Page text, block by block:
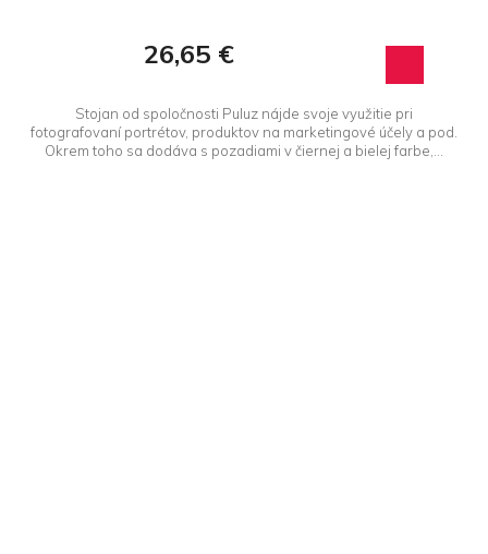
26,65 €
Stojan od spoločnosti Puluz nájde svoje využitie pri
fotografovaní portrétov, produktov na marketingové účely a pod.
Okrem toho sa dodáva s pozadiami v čiernej a bielej farbe,...